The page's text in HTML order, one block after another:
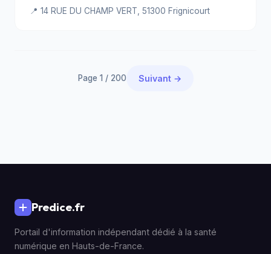
📍 14 RUE DU CHAMP VERT, 51300 Frignicourt
Page 1 / 200 Suivant →
Predice.fr
Portail d'information indépendant dédié à la santé
numérique en Hauts-de-France.